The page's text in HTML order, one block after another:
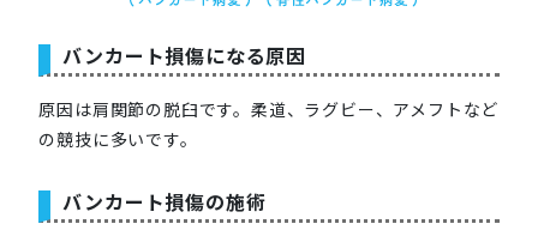
バンカート損傷になる原因
原因は肩関節の脱臼です。柔道、ラグビー、アメフトなど
の競技に多いです。
バンカート損傷の施術